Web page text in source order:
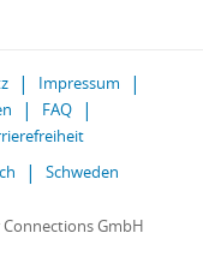
Impressum
FAQ
Schweden
Connections GmbH